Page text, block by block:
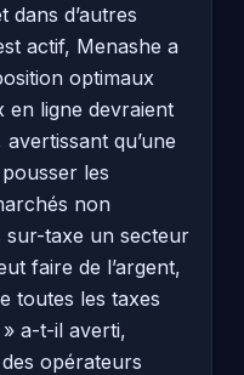
dans d’autres
actif, Menashe a
optimaux
en ligne devraient
qu’une
les
non
sur-taxe un secteur
faire de l’argent,
toutes les taxes
a-t-il averti,
opérateurs